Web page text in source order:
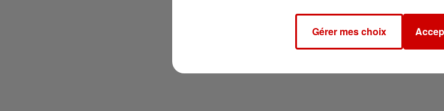
Gérer mes choix